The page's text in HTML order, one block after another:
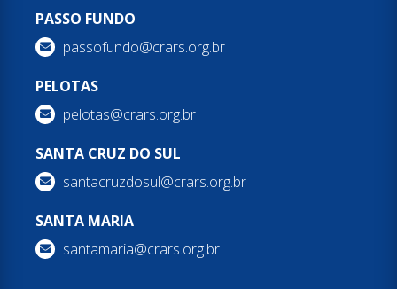
PASSO FUNDO
passofundo@crars.org.br
PELOTAS
pelotas@crars.org.br
SANTA CRUZ DO SUL
santacruzdosul@crars.org.br
SANTA MARIA
santamaria@crars.org.br